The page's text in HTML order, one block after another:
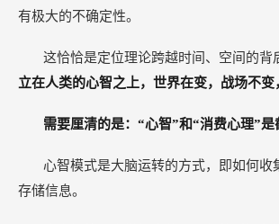
有极大的不确定性。
这恰恰是定位理论跨越时间、空间的背
立在人类的心智之上，世界在变，战场不变
需要厘清的是：“心智”和“消费心理”是
心智模式是大脑运转的方式，即如何收
存储信息。